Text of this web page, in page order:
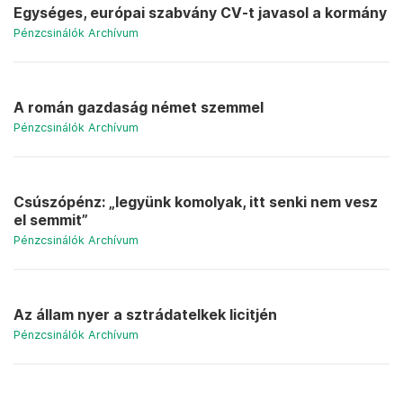
Egységes, európai szabvány CV-t javasol a kormány
Pénzcsinálók Archívum
A román gazdaság német szemmel
Pénzcsinálók Archívum
Csúszópénz: „legyünk komolyak, itt senki nem vesz
el semmit”
Pénzcsinálók Archívum
Az állam nyer a sztrádatelkek licitjén
Pénzcsinálók Archívum